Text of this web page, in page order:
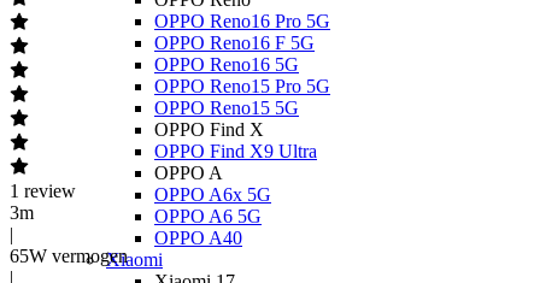
OPPO Reno16 Pro 5G
OPPO Reno16 F 5G
OPPO Reno16 5G
OPPO Reno15 Pro 5G
OPPO Reno15 5G
OPPO Find X
OPPO Find X9 Ultra
OPPO A
OPPO A6x 5G
OPPO A6 5G
OPPO A40
Xiaomi
1 review
3m
|
65W vermogen
|